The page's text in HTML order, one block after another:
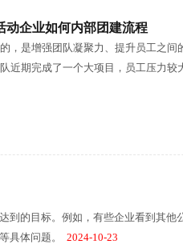
动企业如何内部团建流程
，是增强团队凝聚力、提升员工之
近期完成了一个大项目，员工压力较
到的目标。例如，有些企业看到其
具体问题。
2024-10-23